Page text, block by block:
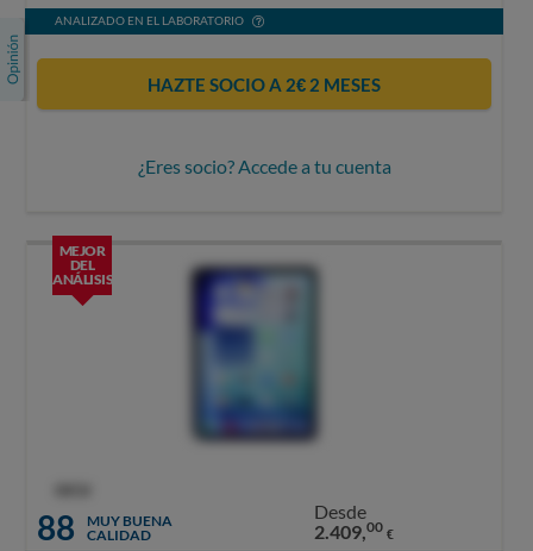
ANALIZADO EN EL LABORATORIO
HAZTE SOCIO A 2€ 2 MESES
¿Eres socio? Accede a tu cuenta
MEJOR
DEL
ANÁLISIS
88
MUY BUENA
CALIDAD
Desde
2.409,00 €